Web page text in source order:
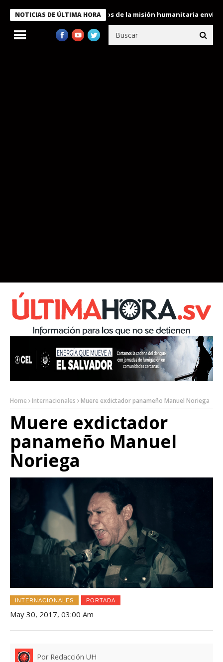
NOTICIAS DE ÚLTIMA HORA
condecora a miembros de la misión humanitaria enviada a
Home Internacionales Muere exdictador panameño Manuel Noriega
Muere exdictador
panameño Manuel
Noriega
INTERNACIONALES PORTADA
May 30, 2017, 03:00 Am
Por Redacción UH